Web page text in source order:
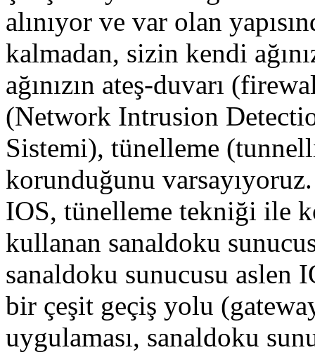
alınıyor ve var olan
kalmadan, sizin kendi
ağınızın ateş-duvarı
(Network Intrusion
Sistemi), tünelleme
korunduğunu varsayıyoruz.
IOS, tünelleme tekniği ile
kullanan sanaldoku
sanaldoku sunucusu aslen
bir çeşit geçiş yolu
uygulaması, sanaldoku